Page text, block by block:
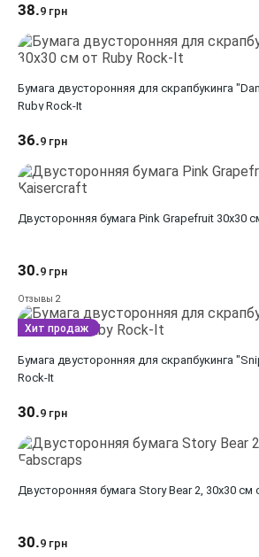
38.9 грн
Бумага двусторонняя для скрапбукинга
Ruby Rock-It
36.9 грн
Двусторонняя бумага Pink Grapefruit 30х30
30.9 грн
Отзывы 2
Бумага двусторонняя для скрапбукинга
Rock-It
30.9 грн
Хит продаж
Двусторонняя бумага Story Bear 2, 30х30 см
30.9 грн